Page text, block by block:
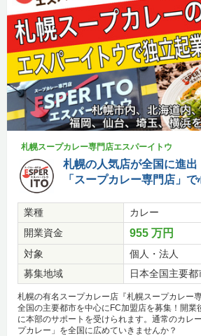
札幌スープカレー専門店エスパーイトウ
札幌の人気店が全国に進
「スープカレー専門店」
業種
カレー
開業資金
955 万円
対象
個人・法人
募集地域
日本全国主要都
札幌の有名スープカレー店『札幌スープカレー
全国の主要都市を中心にFC加盟店を募集！開業
に本部のサポートを受けられます。通常のカレ
プカレー」を全国に広めていきませんか？